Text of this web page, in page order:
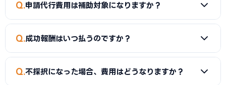
Q 申請代行費用は補助対象になりますか？
A
はい、「専門家経費」として補助対象経費に計上できま
す。ただし、最低投資額（1億円）の算定には含められませ
ん。
Q 成功報酬はいつ払うのですか？
A
契約によって「採択時（採択通知を受けた時点）」と「交
Q 不採択になった場合、費用はどうなりますか？